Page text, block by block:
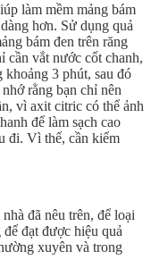
làm mềm mảng bám
hơn. Sử dụng quả
bám đen trên răng
cần vắt nước cốt chanh,
khoảng 3 phút, sau đó
rằng bạn chỉ nên
vì axit citric có thể ảnh
để làm sạch cao
đi. Vì thế, cần kiểm
nhà đã nêu trên, để loại
đạt được hiệu quả
xuyên và trong